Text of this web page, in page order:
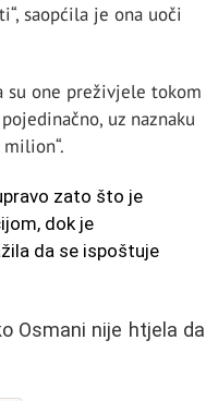
saopćila je ona uoči
su one preživjele tokom
uz naznaku
zato što je
dok je
da se ispoštuje
Osmani nije htjela da